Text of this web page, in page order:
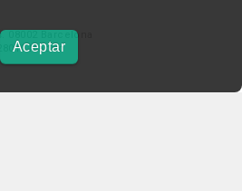
Aceptar
08002 Barcelona
Madrid